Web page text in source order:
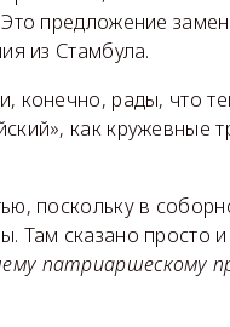
предложение
из Стамбула.
конечно, рады, что
как кружевные
поскольку в
Там сказано просто и
патриаршескому